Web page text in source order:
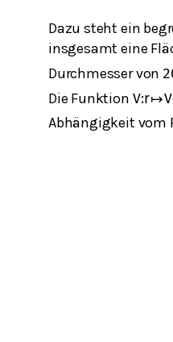
Dazu steht ein
insgesamt eine
Durchmesser von
Die Funktion V:r↦V
Abhängigkeit vom